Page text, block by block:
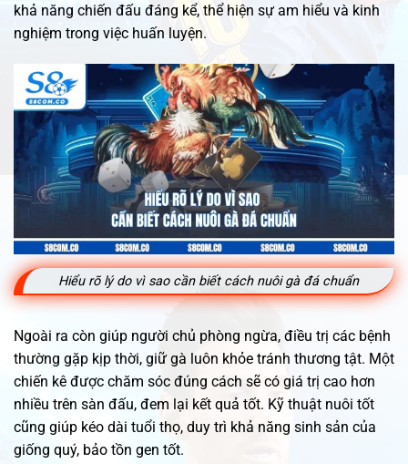
khả năng chiến đấu đáng kể, thể hiện sự am hiểu và kinh
nghiệm trong việc huấn luyện.
Hiểu rõ lý do vì sao cần biết cách nuôi gà đá chuẩn
Ngoài ra còn giúp người chủ phòng ngừa, điều trị các bệnh
thường gặp kịp thời, giữ gà luôn khỏe tránh thương tật. Một
chiến kê được chăm sóc đúng cách sẽ có giá trị cao hơn
nhiều trên sàn đấu, đem lại kết quả tốt. Kỹ thuật nuôi tốt
cũng giúp kéo dài tuổi thọ, duy trì khả năng sinh sản của
giống quý, bảo tồn gen tốt.